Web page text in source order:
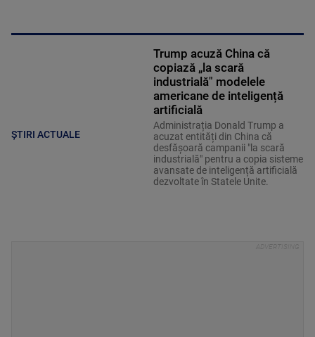
ȘTIRI ACTUALE
Trump acuză China că
copiază „la scară
industrială" modelele
americane de inteligență
artificială
Administrația Donald Trump a
acuzat entități din China că
desfășoară campanii "la scară
industrială" pentru a copia sisteme
avansate de inteligență artificială
dezvoltate în Statele Unite.